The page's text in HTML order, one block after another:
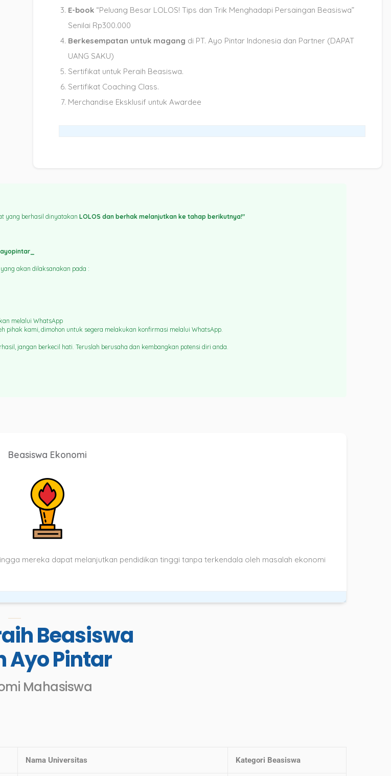
E-book “Peluang Besar LOLOS! Tips dan Trik Menghadapi Persaingan Beasiswa”
Senilai Rp300.000
Berkesempatan untuk magang di PT. Ayo Pintar Indonesia dan Partner (DAPAT
UANG SAKU)
Sertifikat untuk Peraih Beasiswa.
Sertifikat Coaching Class.
Merchandise Eksklusif untuk Awardee
yang berhasil dinyatakan LOLOS dan berhak melanjutkan ke tahap berikutnya!"
akan dilaksanakan pada :
melalui WhatsApp
kami, dimohon untuk segera melakukan konfirmasi melalui WhatsApp.
jangan berkecil hati. Teruslah berusaha dan kembangkan potensi diri anda.
Beasiswa Ekonomi
mereka dapat melanjutkan pendidikan tinggi tanpa terkendala oleh masalah ekonomi
Beasiswa
Ayo Pintar
Mahasiswa
Nama Universitas Kategori Beasiswa